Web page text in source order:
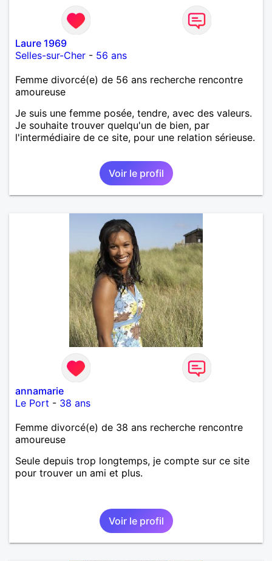
Laure 1969
Selles-sur-Cher - 56 ans
Femme divorcé(e) de 56 ans recherche rencontre
amoureuse
Je suis une femme posée, tendre, avec des valeurs.
Je souhaite trouver quelqu'un de bien, par
l'intermédiaire de ce site, pour une relation sérieuse.
Voir le profil
annamarie
Le Port - 38 ans
Femme divorcé(e) de 38 ans recherche rencontre
amoureuse
Seule depuis trop longtemps, je compte sur ce site
pour trouver un ami et plus.
Voir le profil